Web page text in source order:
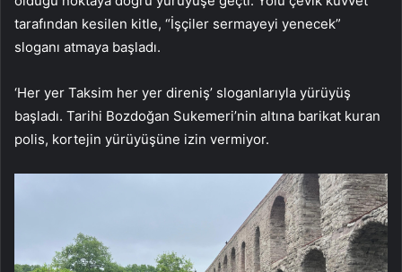
tarafından kesilen kitle, “İşçiler sermayeyi yenecek”
sloganı atmaya başladı.
‘Her yer Taksim her yer direniş’ sloganlarıyla yürüyüş
başladı. Tarihi Bozdoğan Sukemeri’nin altına barikat kuran
polis, kortejin yürüyüşüne izin vermiyor.